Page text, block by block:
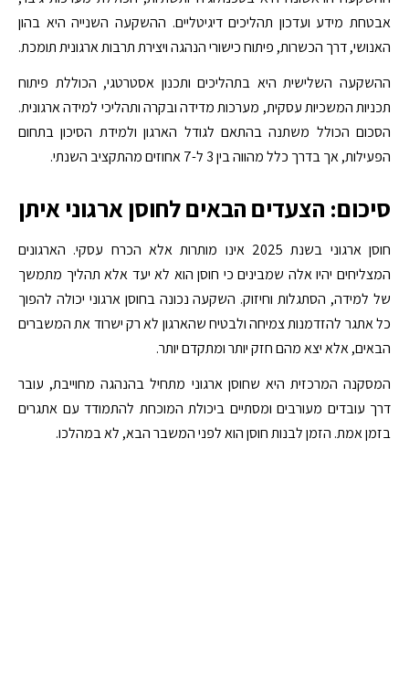
אבטחת מידע ועדכון תהליכים דיגיטליים. ההשקעה השנייה היא בהון
האנושי, דרך הכשרות, פיתוח כישורי הנהגה ויצירת תרבות ארגונית תומכת.
ההשקעה השלישית היא בתהליכים ותכנון אסטרטגי, הכוללת פיתוח
תכניות המשכיות עסקית, מערכות מדידה ובקרה ותהליכי למידה ארגונית.
הסכום הכולל משתנה בהתאם לגודל הארגון ולמידת הסיכון בתחום
הפעילות, אך בדרך כלל מהווה בין 3 ל-7 אחוזים מהתקציב השנתי.
סיכום: הצעדים הבאים לחוסן ארגוני איתן
חוסן ארגוני בשנת 2025 אינו מותרות אלא הכרח עסקי. הארגונים
המצליחים יהיו אלה שמבינים כי חוסן הוא לא יעד אלא תהליך מתמשך
של למידה, הסתגלות וחיזוק. השקעה נכונה בחוסן ארגוני יכולה להפוך
כל אתגר להזדמנות צמיחה ולבטיח שהארגון לא רק ישרוד את המשברים
הבאים, אלא יצא מהם חזק יותר ומתקדם יותר.
המסקנה המרכזית היא שחוסן ארגוני מתחיל בהנהגה מחוייבת, עובר
דרך עובדים מעורבים ומסתיים ביכולת המוכחת להתמודד עם אתגרים
בזמן אמת. הזמן לבנות חוסן הוא לפני המשבר הבא, לא במהלכו.